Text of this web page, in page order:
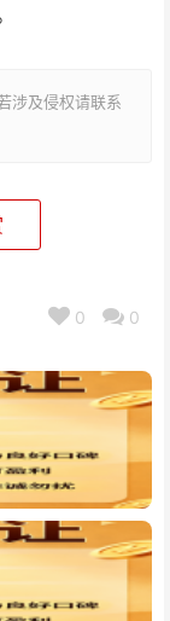
涉及侵权请联系
0 0